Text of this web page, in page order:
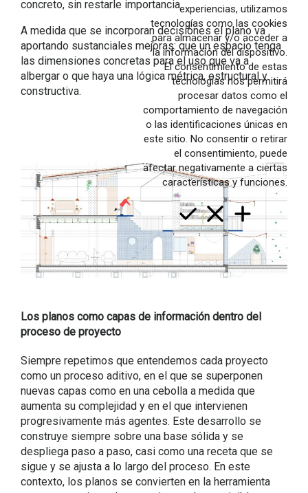
experiencias, utilizamos
tecnologías como las cookies
para almacenar y/o acceder a
la información del dispositivo.
El consentimiento de estas
tecnologías nos permitirá
procesar datos como el
comportamiento de navegación
o las identificaciones únicas en
este sitio. No consentir o retirar
el consentimiento, puede
afectar negativamente a ciertas
características y funciones.
Rehabilitación
Interiores
Paisaje
Concursos
Contacto
Arquitectas
Servicios
Recorrido
val cast en
concreto, sin restarle importancia.
A medida que se incorporan decisiones el plano va
aportando sustanciales mejoras: que un espacio tenga
las dimensiones concretas para el uso que va a
albergar o que haya una lógica métrica, estructural y
constructiva.
Los planos como capas de información dentro del
proceso de proyecto
Siempre repetimos que entendemos cada proyecto
como un proceso aditivo, en el que se superponen
nuevas capas como en una cebolla a medida que
aumenta su complejidad y en el que intervienen
progresivamente más agentes. Este desarrollo se
construye siempre sobre una base sólida y se
despliega paso a paso, casi como una receta que se
sigue y se ajusta a lo largo del proceso. En este
contexto, los planos se convierten en la herramienta